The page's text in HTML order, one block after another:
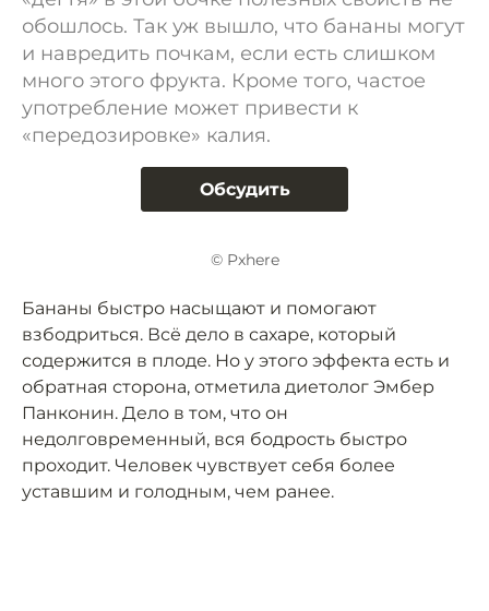
обошлось. Так уж вышло, что бананы могут
и навредить почкам, если есть слишком
много этого фрукта. Кроме того, частое
употребление может привести к
«передозировке» калия.
Обсудить
© Pxhere
Бананы быстро насыщают и помогают
взбодриться. Всё дело в сахаре, который
содержится в плоде. Но у этого эффекта есть и
обратная сторона, отметила диетолог Эмбер
Панконин. Дело в том, что он
недолговременный, вся бодрость быстро
проходит. Человек чувствует себя более
уставшим и голодным, чем ранее.